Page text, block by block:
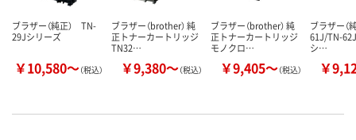
ブラザー（純正） TN-
29Jシリーズ
￥10,580～（税込）
ブラザー（brother） 純
正トナーカートリッジ
TN32…
￥9,380～（税込）
ブラザー（brother） 純
正トナーカートリッジ
モノクロ…
￥9,405～（税込）
ブラザー（
61J/TN-
シ…
￥